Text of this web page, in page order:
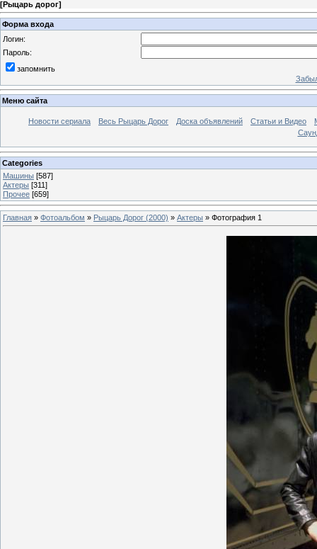
[Рыцарь дорог]
Форма входа
Логин:
Пароль:
запомнить
Меню сайта
Новости сериала Весь Рыцарь Дорог Доска объявлений Статьи и Видео
Categories
Машины [587]
Актеры [311]
Прочее [659]
Главная » Фотоальбом » Рыцарь Дорог (2000) » Актеры » Фотография 1